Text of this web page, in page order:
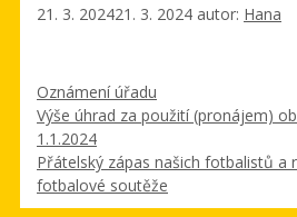
21. 3. 202421. 3. 2024 autor: Hana
Rubriky
Oznámení úřadu
Výše úhrad za použití (pronájem)
1.1.2024
Přátelský zápas našich fotbalistů a
fotbalové soutěže